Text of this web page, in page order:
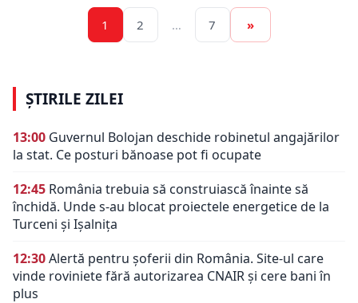
1 2 … 7 »
ȘTIRILE ZILEI
13:00 Guvernul Bolojan deschide robinetul angajărilor
la stat. Ce posturi bănoase pot fi ocupate
12:45 România trebuia să construiască înainte să
închidă. Unde s-au blocat proiectele energetice de la
Turceni și Ișalnița
12:30Alertă pentru șoferii din România. Site-ul care
vinde roviniete fără autorizarea CNAIR și cere bani în
plus